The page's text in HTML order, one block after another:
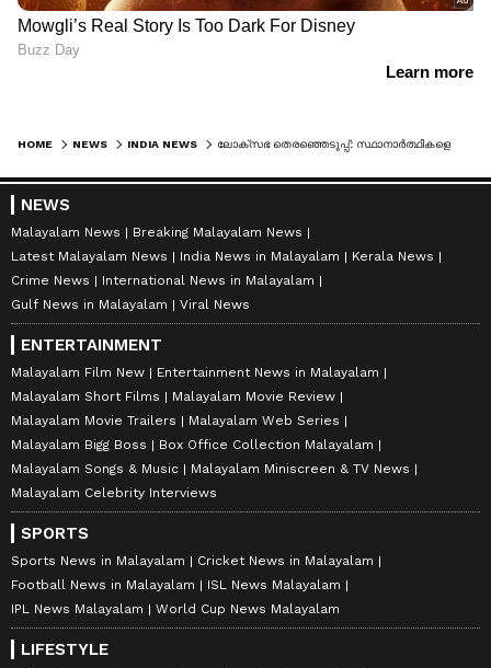
HOME NEWS INDIA NEWS
NEWS
Malayalam News
Breaking Malayalam News
Latest Malayalam News
India News in Malayalam
Kerala News
Crime News
International News in Malayalam
Gulf News in Malayalam
Viral News
ENTERTAINMENT
Malayalam Film New
Entertainment News in Malayalam
Malayalam Short Films
Malayalam Movie Review
Malayalam Movie Trailers
Malayalam Web Series
Malayalam Bigg Boss
Box Office Collection Malayalam
Malayalam Songs & Music
Malayalam Miniscreen & TV News
Malayalam Celebrity Interviews
SPORTS
Sports News in Malayalam
Cricket News in Malayalam
Football News in Malayalam
ISL News Malayalam
IPL News Malayalam
World Cup News Malayalam
LIFESTYLE